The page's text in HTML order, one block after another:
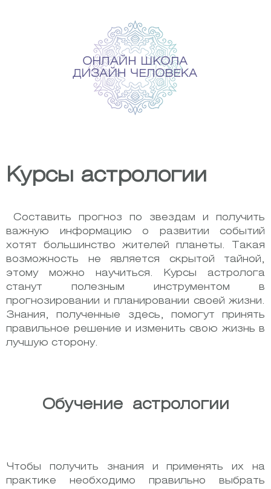
Курсы астрологии
Составить прогноз по звездам и получить
важную информацию о развитии событий
хотят большинство жителей планеты. Такая
возможность не является скрытой тайной,
этому можно научиться. Курсы астролога
станут полезным инструментом в
прогнозировании и планировании своей жизни.
Знания, полученные здесь, помогут принять
правильное решение и изменить свою жизнь в
лучшую сторону.
Обучение астрологии
Чтобы получить знания и применять их на
практике необходимо правильно выбрать